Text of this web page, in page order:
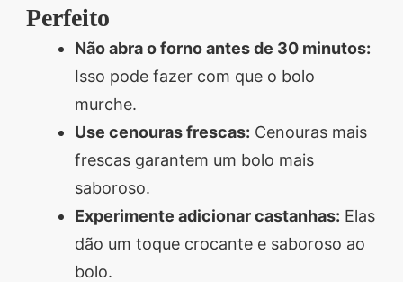
Perfeito
Não abra o forno antes de 30 minutos:
Isso pode fazer com que o bolo
murche.
Use cenouras frescas: Cenouras mais
frescas garantem um bolo mais
saboroso.
Experimente adicionar castanhas: Elas
dão um toque crocante e saboroso ao
bolo.